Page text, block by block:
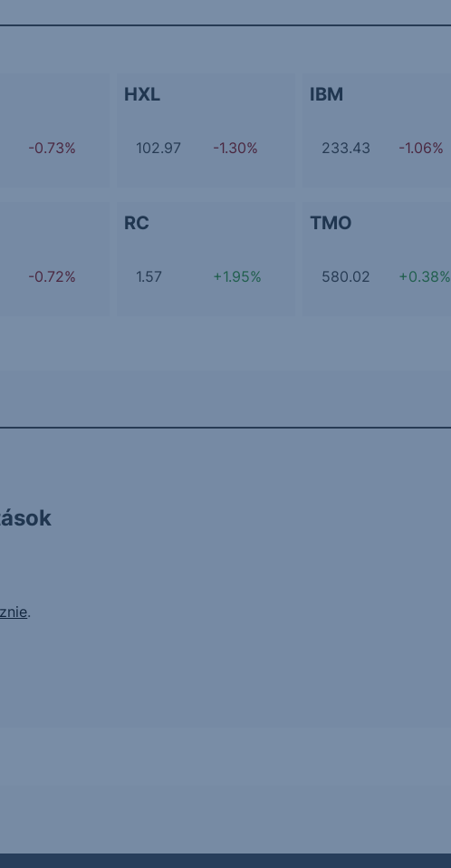
-0.73%
HXL
102.97 -1.30%
IBM
233.43 -1.06%
-0.72%
RC
1.57 +1.95%
TMO
580.02 +0.38%
.